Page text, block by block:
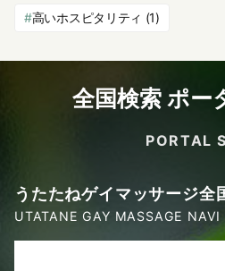
高いホスピタリティ (1)
全国検索 ポー
PORTAL
うたたねゲイマッサージ全
UTATANE GAY MASSAGE NAVI